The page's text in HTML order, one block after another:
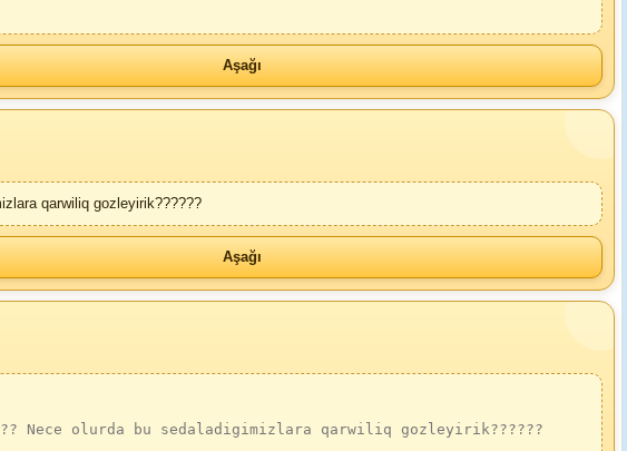
Aşağı
qarwiliq gozleyirik??????
Aşağı
Nece olurda bu sedaladigimizlara qarwiliq gozleyirik??????